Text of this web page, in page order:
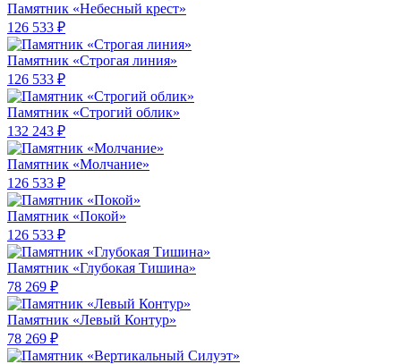
Памятник «Небесный крест»
126 533 ₽
Памятник «Строгая линия»
126 533 ₽
Памятник «Строгий облик»
132 243 ₽
Памятник «Молчание»
126 533 ₽
Памятник «Покой»
126 533 ₽
Памятник «Глубокая Тишина»
78 269 ₽
Памятник «Левый Контур»
78 269 ₽